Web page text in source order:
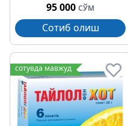
95 000 СЎМ
Сотиб олиш
сотувда мавжуд